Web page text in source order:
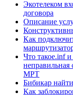
Экотелеком
договора
Описание
Как
Что такое.inf
MPT
Бибикар
Как